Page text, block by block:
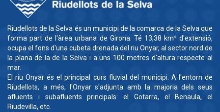
Riudellots de la Selva és un municipi de la comarca de la Selva que
forma part de l'àrea urbana de Girona. Té 13,38 km² d'extensió,
ocupa el fons d'una cubeta drenada del riu Onyar, al sector nord de
la plana de la de la Selva i a uns 100 metres d'altura respecte al
mar.
El riu Onyar és el principal curs fluvial del municipi. A l'entorn de
Riudellots, a més, l'Onyar s'adjunta amb la majoria dels seus
afluents i subafluents principals: el Gotarra, el Benaula, el
Riudevilla, etc.